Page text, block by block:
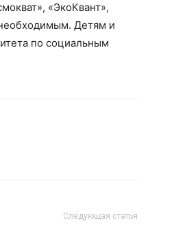
«ЭкоКвант»,
Детям и
по социальным
Следующая статья